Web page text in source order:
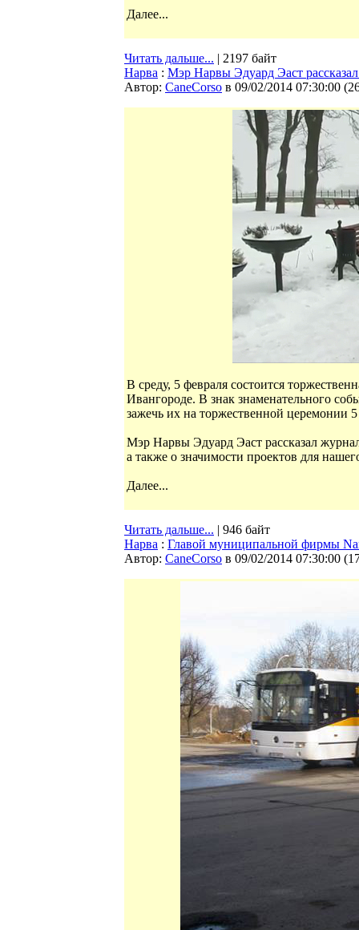
Далее...
Читать дальше... | 2197 байт
Нарва : Мэр Нарвы Эдуард Эаст
Автор: CaneCorso в 09/02/2014 07:30:00 (
В среду, 5 февраля состоится
Ивангороде. В знак знаменательного
зажечь их на торжественной церемонии
Мэр Нарвы Эдуард Эаст рассказал
а также о значимости проектов для
Далее...
Читать дальше... | 946 байт
Нарва : Главой муниципальной фирмы
Автор: CaneCorso в 09/02/2014 07:30:00 (